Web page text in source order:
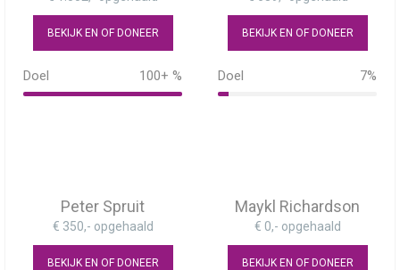
BEKIJK EN OF DONEER
Doel 100+ %
134%
BEKIJK EN OF DONEER
Doel 7%
7%
Peter Spruit
€ 350,- opgehaald
BEKIJK EN OF DONEER
Maykl Richardson
€ 0,- opgehaald
BEKIJK EN OF DONEER